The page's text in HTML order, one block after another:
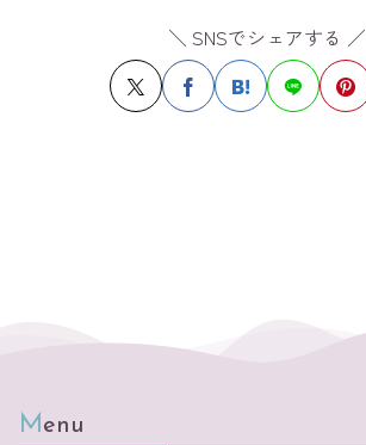
＼ SNSでシェアする ／
Menu